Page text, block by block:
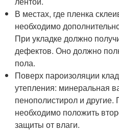
В местах, где пленка
необходимо
При укладке должно
дефектов. Оно должно
пола.
Поверх пароизоляции
утепления: минеральная
пенополистирол и
необходимо положить
защиты от влаги.